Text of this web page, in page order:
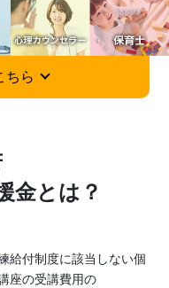
ちら
金とは？
給付制度に該当しない個
座の受講費用の